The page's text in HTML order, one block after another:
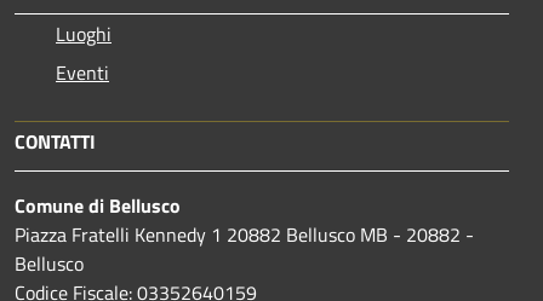
Luoghi
Eventi
CONTATTI
Comune di Bellusco
Piazza Fratelli Kennedy 1 20882 Bellusco MB - 20882 -
Bellusco
Codice Fiscale: 03352640159